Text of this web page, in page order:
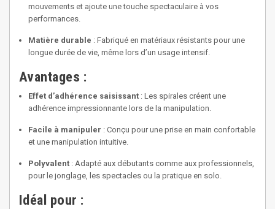
mouvements et ajoute une touche spectaculaire à vos
performances.
Matière durable : Fabriqué en matériaux résistants pour une
longue durée de vie, même lors d’un usage intensif.
Avantages :
Effet d’adhérence saisissant : Les spirales créent une
adhérence impressionnante lors de la manipulation.
Facile à manipuler : Conçu pour une prise en main confortable
et une manipulation intuitive.
Polyvalent : Adapté aux débutants comme aux professionnels,
pour le jonglage, les spectacles ou la pratique en solo.
Idéal pour :